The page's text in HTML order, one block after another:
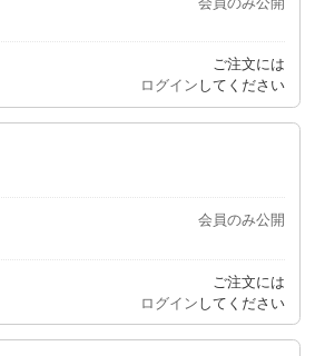
ご注文には
ログイン してください
会員のみ公開
ご注文には
ログイン してください